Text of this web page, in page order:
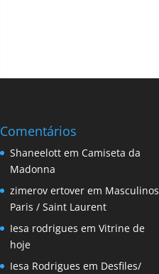
Comentários
Shaneelott em Camiseta da
Madonna
zimerov ertover em Masculinos
Paris / Saint Laurent
Iesa rodrigues emVitrine de
hoje
Iesa Rodrigues em Desfiles/